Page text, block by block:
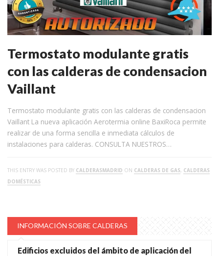
Termostato modulante gratis
con las calderas de condensacion
Vaillant
Termostato modulante gratis con las calderas de condensacion
Vaillant La nueva aplicación Aerotermia online BaxiRoca permite
realizar de una forma sencilla e inmediata cálculos de
instalaciones para calderas. CONSULTA NUESTROS…
THIS ENTRY WAS POSTED BY CALDERASMADRID ON CALDERAS DE GAS, CALDERAS
DOMÉSTICAS
INFORMACIÓN SOBRE CALDERAS
Edificios excluidos del ámbito de aplicación del